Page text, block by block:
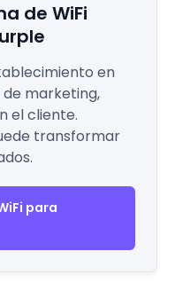
de WiFi
en
marketing,
el cliente.
transformar
para